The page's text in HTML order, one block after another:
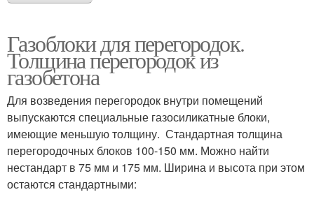
Газоблоки для перегородок.
Толщина перегородок из
газобетона
Для возведения перегородок внутри помещений
выпускаются специальные газосиликатные блоки,
имеющие меньшую толщину. Стандартная толщина
перегородочных блоков 100-150 мм. Можно найти
нестандарт в 75 мм и 175 мм. Ширина и высота при этом
остаются стандартными: